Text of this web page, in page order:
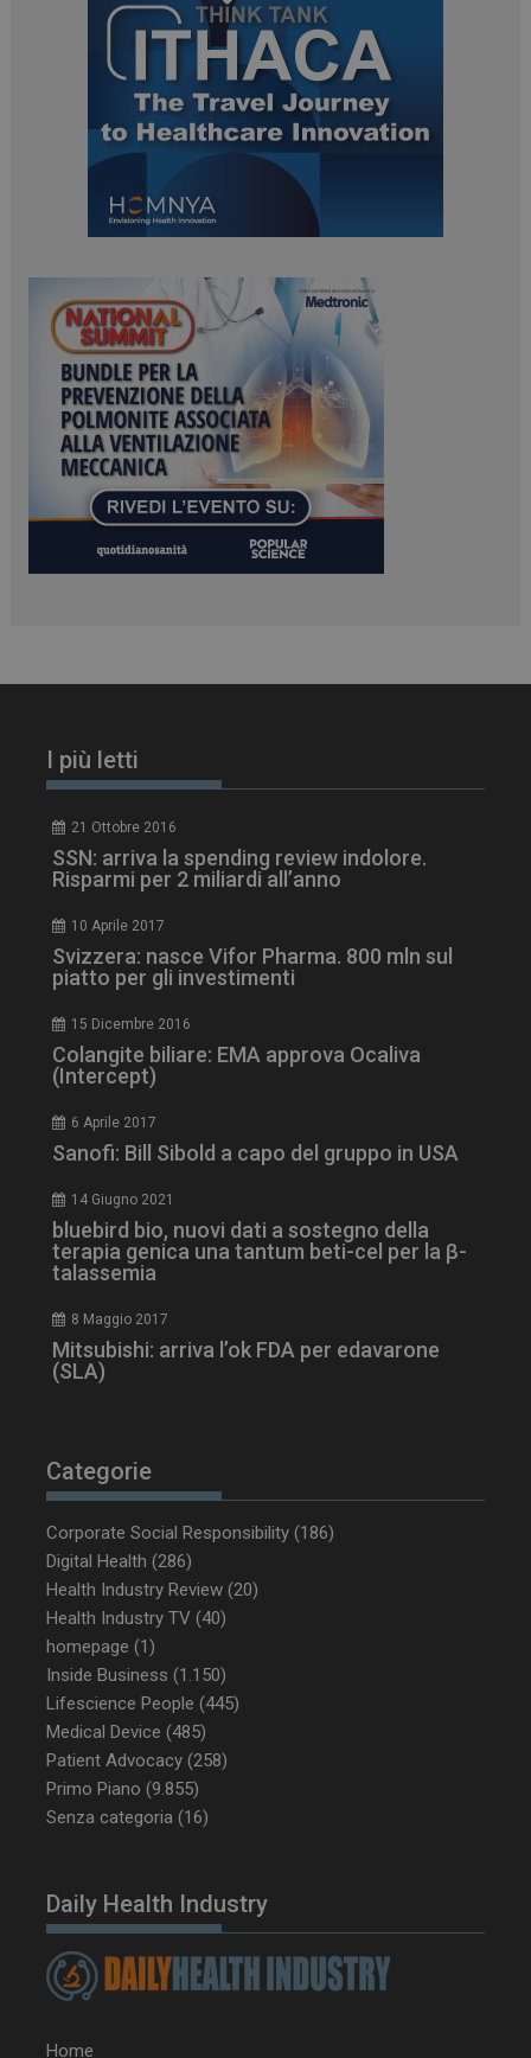
I più letti
21 Ottobre 2016
SSN: arriva la spending review indolore.
Risparmi per 2 miliardi all’anno
10 Aprile 2017
Svizzera: nasce Vifor Pharma. 800 mln sul
piatto per gli investimenti
15 Dicembre 2016
Colangite biliare: EMA approva Ocaliva
(Intercept)
6 Aprile 2017
Sanofi: Bill Sibold a capo del gruppo in USA
14 Giugno 2021
bluebird bio, nuovi dati a sostegno della
terapia genica una tantum beti-cel per la β-
talassemia
8 Maggio 2017
Mitsubishi: arriva l’ok FDA per edavarone
(SLA)
Categorie
Corporate Social Responsibility (186)
Digital Health (286)
Health Industry Review (20)
Health Industry TV (40)
homepage (1)
Inside Business (1.150)
Lifescience People (445)
Medical Device (485)
Patient Advocacy (258)
Primo Piano (9.855)
Senza categoria (16)
Daily Health Industry
Home
ARRAffinitySameSite
Microsoft Corporation
.www.dailyhealthindustry.it
tracking-sites-
ironfish-session-id
www.dailyhealthindustry.it
settimane
ARRAffinity
_ga_Z2VT792F98
tracking-sites-
ironfish-tracking-
enable
CookieScriptConsent
CookieScript
www.dailyhealthindustry.it